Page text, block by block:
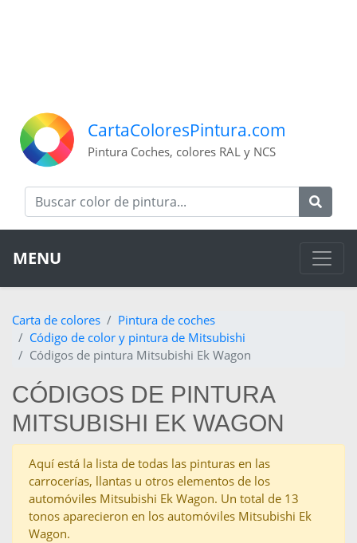
CartaColoresPintura.com
Pintura Coches, colores RAL y NCS
MENU
Carta de colores
Pintura de coches
Código de color y pintura de Mitsubishi
Códigos de pintura Mitsubishi Ek Wagon
CÓDIGOS DE PINTURA
MITSUBISHI EK WAGON
Aquí está la lista de todas las pinturas en las
carrocerías, llantas u otros elementos de los
automóviles Mitsubishi Ek Wagon. Un total de 13
tonos aparecieron en los automóviles Mitsubishi Ek
Wagon.